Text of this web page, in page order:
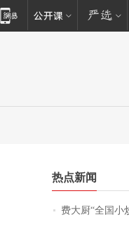
热点新闻
费大厨“全国小炒肉大王